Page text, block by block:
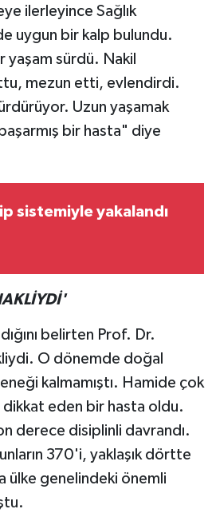
ilerleyince Sağlık
uygun bir kalp bulundu.
yaşam sürdü. Nakil
mezun etti, evlendirdi.
Uzun yaşamak
bir hasta" diye
sistemiyle yakalandı
belirten Prof. Dr.
O dönemde doğal
kalmamıştı. Hamide çok
eden bir hasta oldu.
derece disiplinli davrandı.
370'i, yaklaşık dörtte
ülke genelindeki önemli